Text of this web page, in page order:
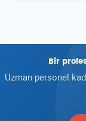
Bir
Uzman personel